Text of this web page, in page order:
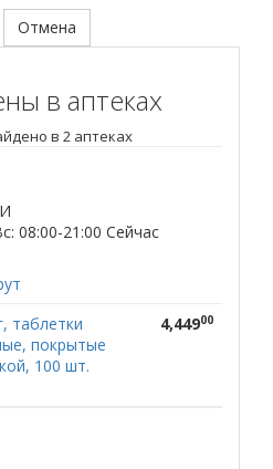
Отмена
в аптеках
в 2 аптеках
08:00-21:00 Сейчас
таблетки
покрытые
100 шт.
4,44900